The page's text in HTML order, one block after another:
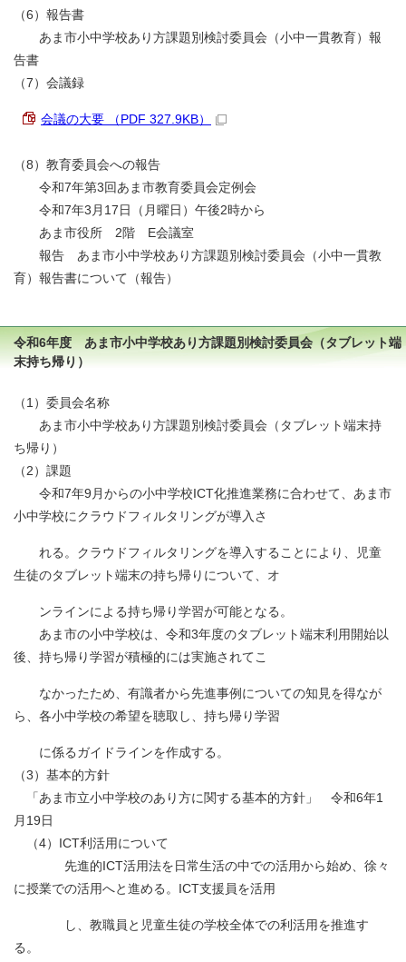
（6）報告書
あま市小中学校あり方課題別検討委員会（小中一貫教育）報
告書
（7）会議録
会議の大要 （PDF 327.9KB）
（8）教育委員会への報告
令和7年第3回あま市教育委員会定例会
令和7年3月17日（月曜日）午後2時から
あま市役所 2階 E会議室
報告 あま市小中学校あり方課題別検討委員会（小中一貫教
育）報告書について（報告）
令和6年度 あま市小中学校あり方課題別検討委員会（タブレット端
末持ち帰り）
（1）委員会名称
あま市小中学校あり方課題別検討委員会（タブレット端末持
ち帰り）
（2）課題
令和7年9月からの小中学校ICT化推進業務に合わせて、あま市
小中学校にクラウドフィルタリングが導入さ
れる。クラウドフィルタリングを導入することにより、児童
生徒のタブレット端末の持ち帰りについて、オ
ンラインによる持ち帰り学習が可能となる。
あま市の小中学校は、令和3年度のタブレット端末利用開始以
後、持ち帰り学習が積極的には実施されてこ
なかったため、有識者から先進事例についての知見を得なが
ら、各小中学校の希望を聴取し、持ち帰り学習
に係るガイドラインを作成する。
（3）基本的方針
「あま市立小中学校のあり方に関する基本的方針」 令和6年1
月19日
（4）ICT利活用について
先進的ICT活用法を日常生活の中での活用から始め、徐々
に授業での活用へと進める。ICT支援員を活用
し、教職員と児童生徒の学校全体での利活用を推進す
る。